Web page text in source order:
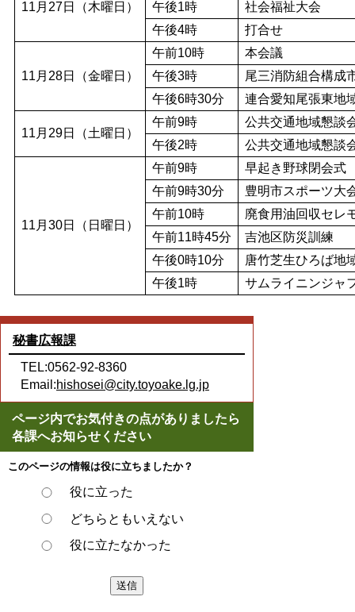
11月27日（木曜日） 午後1時
社会福祉大会
午後4時
打合せ
11月28日（金曜日）
午前10時
本会議
午後3時
尾三消防組合構成
午後6時30分
連合愛知尾張東地
11月29日（土曜日）
午前9時
公共交通地域懇談
午後2時
公共交通地域懇談
11月30日（日曜日）
午前9時
早起き野球閉会式
午前9時30分
豊明市スポーツ大
午前10時
廃食用油回収セレ
午前11時45分
吉池区防災訓練
午後0時10分
唐竹芝生ひろば地
午後1時
サムライニンジャ
秘書広報課
TEL:0562-92-8360
Email:hishosei@city.toyoake.lg.jp
ページ内でお気付きの点がありましたら
各課へお知らせください
このページの情報は役に立ちましたか？
役に立った
どちらともいえない
役に立たなかった